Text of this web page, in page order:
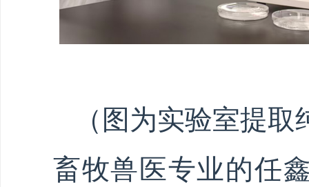
（图为实验室提
畜牧兽医专业的任